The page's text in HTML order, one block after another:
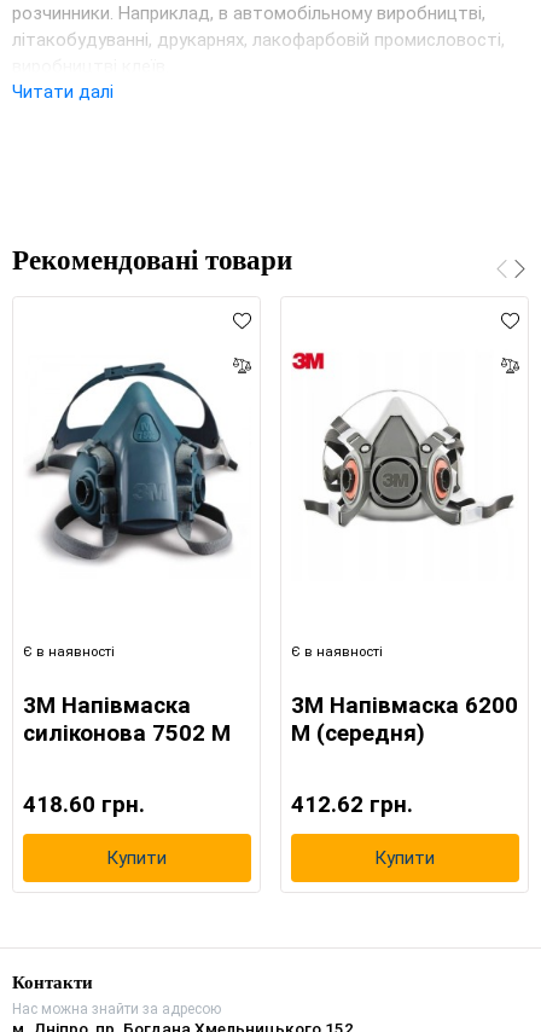
розчинники. Наприклад, в автомобільному виробництві,
літакобудуванні, друкарнях, лакофарбовій промисловості,
Читати далі
Рекомендовані товари
Є в наявності
3M Напівмаска
силіконова 7502 M
418.60 грн.
Купити
Є в наявності
3M Напівмаска 6200
М (середня)
412.62 грн.
Купити
Контакти
Нас можна знайти за адресою
м. Дніпро, пр. Богдана Хмельницького 152